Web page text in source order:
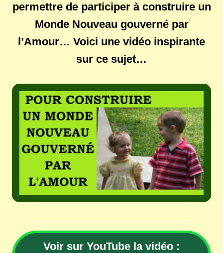
permettre de participer à construire un
Monde Nouveau gouverné par
l’Amour… Voici une vidéo inspirante
sur ce sujet…
Voir sur YouTube la vidéo :